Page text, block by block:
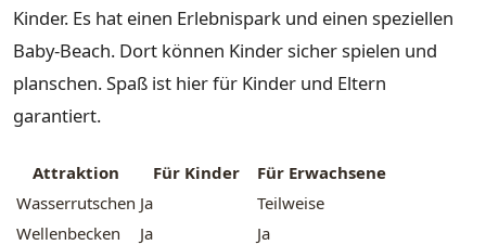
Kinder. Es hat einen Erlebnispark und einen speziellen
Baby-Beach. Dort können Kinder sicher spielen und
planschen. Spaß ist hier für Kinder und Eltern
garantiert.
Attraktion Für Kinder
Für Erwachsene
Wasserrutschen Ja
Teilweise
Wellenbecken
Ja
Ja